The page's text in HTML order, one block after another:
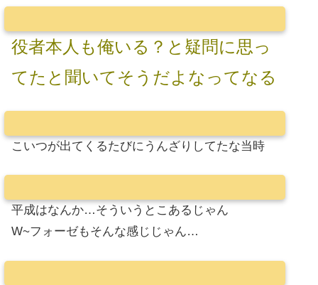
役者本人も俺いる？と疑問に思っ
てたと聞いてそうだよなってなる
こいつが出てくるたびにうんざりしてたな当時
平成はなんか…そういうとこあるじゃん
W~フォーゼもそんな感じじゃん…